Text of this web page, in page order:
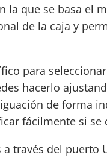
la que se basa el
de la caja y
para
hacerlo
de forma
fácilmente si se
través del puerto